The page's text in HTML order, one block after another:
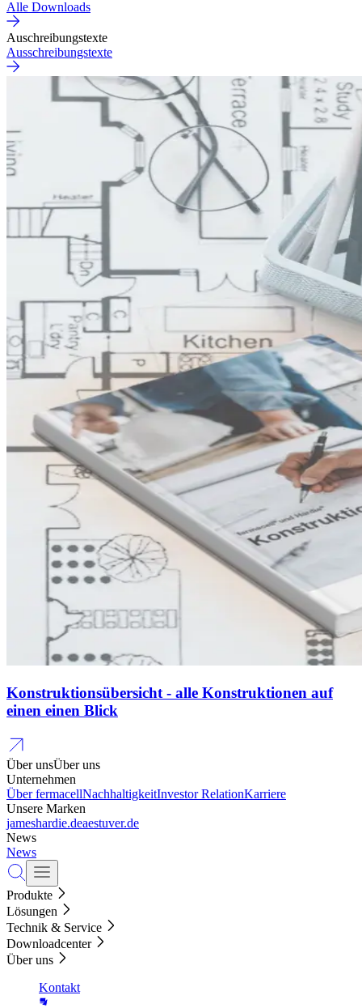
Alle Downloads
Auschreibungstexte
Ausschreibungstexte
Konstruktionsübersicht - alle Konstruktionen auf
einen einen Blick
Über unsÜber uns
Unternehmen
Über fermacellNachhaltigkeitInvestor RelationKarriere
Unsere Marken
jameshardie.deaestuver.de
News
News
Produkte
Lösungen
Technik & Service
Downloadcenter
Über uns
Kontakt